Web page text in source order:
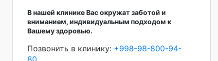
В нашей клинике Вас окружат заботой и
вниманием, индивидуальным подходом к
Вашему здоровью.
Позвонить в клинику: +998-98-800-94-
80